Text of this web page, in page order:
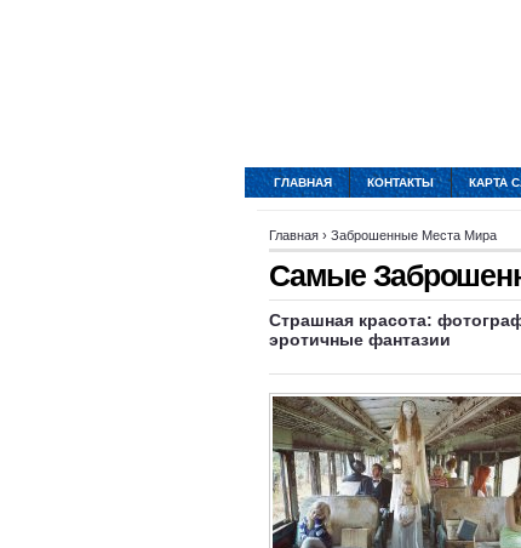
ГЛАВНАЯ КОНТАКТЫ КАРТА
Главная › Заброшенные Места Мира
Самые
Страшная красота:
эротичные фантазии